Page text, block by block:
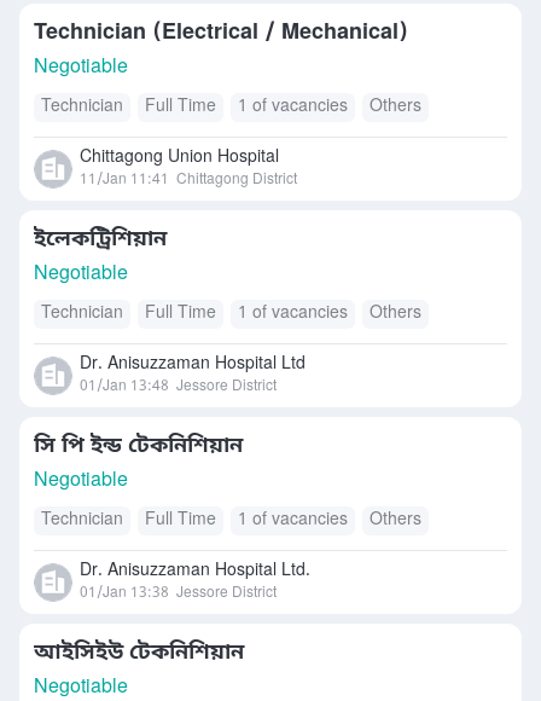
Technician (Electrical / Mechanical)
Negotiable
Technician Full Time 1 of vacancies Others
Chittagong Union Hospital
11/Jan 11:41 Chittagong District
ইলেকট্রিশিয়ান
Negotiable
Technician Full Time 1 of vacancies Others
Dr. Anisuzzaman Hospital Ltd
01/Jan 13:48 Jessore District
সি পি ইন্ড টেকনিশিয়ান
Negotiable
Technician Full Time 1 of vacancies Others
Dr. Anisuzzaman Hospital Ltd.
01/Jan 13:38 Jessore District
আইসিইউ টেকনিশিয়ান
Negotiable